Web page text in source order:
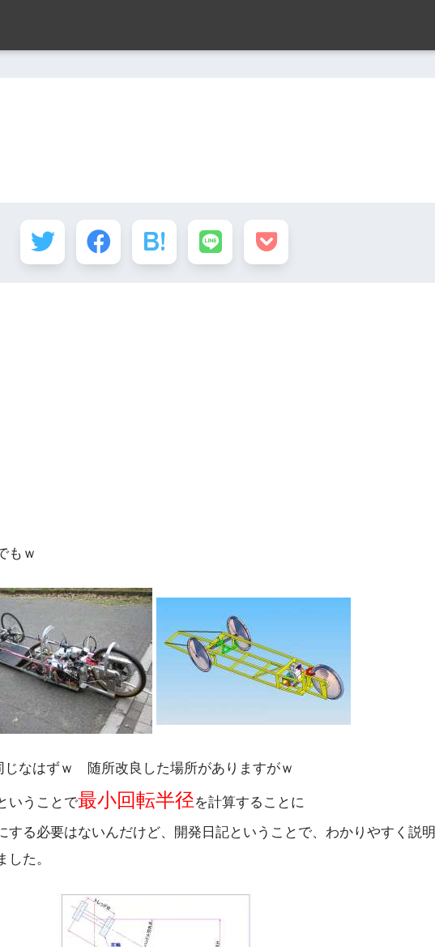
もｗ
じなはずｗ 随所改良した場所がありますがｗ
いうことで最小回転半径を計算することに
する必要はないんだけど、開発日記ということで、わかりやすく説明
た。